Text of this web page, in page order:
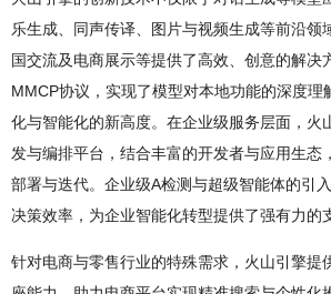
乐生成、同声传译、图片与视频生成等前沿领
国交流及电商展示等提供了高效、创意的解决
MMCP协议，实现了模型对本地功能的深度理
化与智能化的新高度。在企业级服务层面，火
发与编排平台，结合丰富的开发者与应用生态
部署与迭代。企业级A检测与超级智能体的引
决策效率，为企业智能化转型提供了强有力的
针对电商与零售行业的特殊需求，火山引擎提